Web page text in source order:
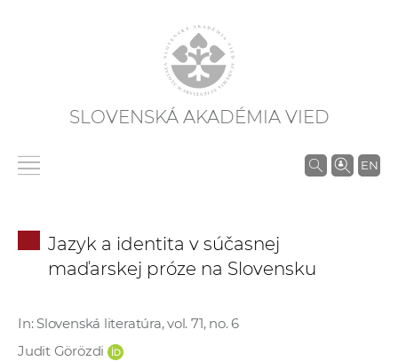
SLOVENSKÁ AKADÉMIA VIED
EN
V
Jazyk a identita v súčasnej
maďarskej próze na Slovensku
In: Slovenská literatúra, vol. 71, no. 6
Judit Görözdi